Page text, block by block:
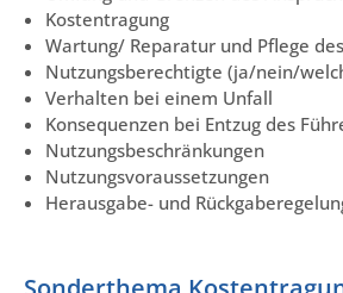
Kostentragung
Wartung/ Reparatur und Pflege
Nutzungsberechtigte (ja/nein/
Verhalten bei einem Unfall
Konsequenzen bei Entzug des
Nutzungsbeschränkungen
Nutzungsvoraussetzungen
Herausgabe- und